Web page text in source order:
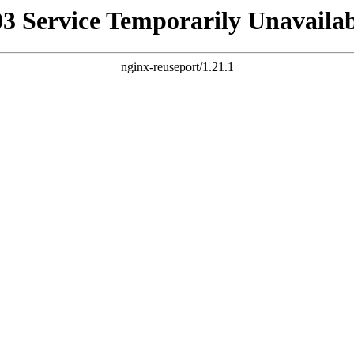
Service Temporarily
nginx-reuseport/1.21.1